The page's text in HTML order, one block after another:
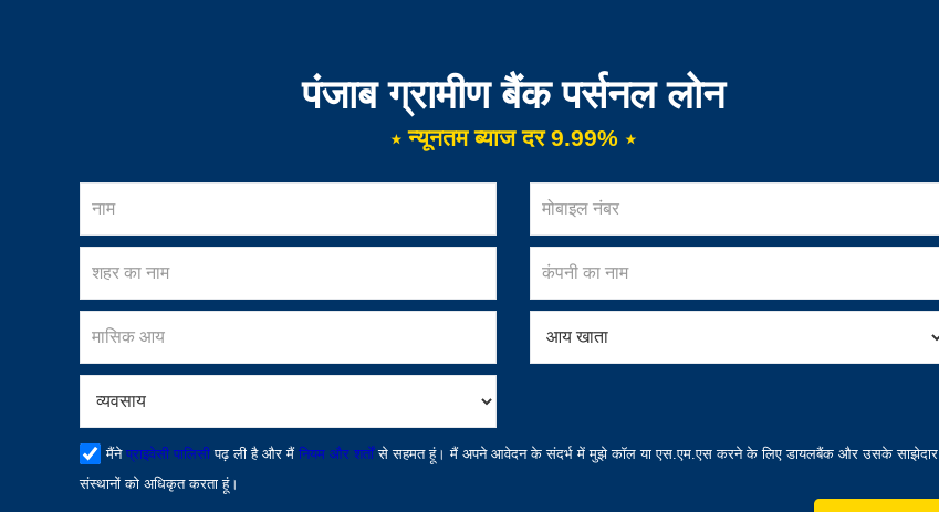
पंजाब ग्रामीण बैंक पर्सनल लोन
⋆ न्यूनतम ब्याज दर 9.99% ⋆
मैंने प्राइवेसी पालिसीपढ़ ली है और मैंनियम और शर्तोंसे सहमत हूं। मैं अपने आवेदन के संदर्भ में मुझे कॉल या एस.एम.एस करने के लिए डायलबैंक और उसके साझेदार
संस्थानों को अधिकृत करता हूं।